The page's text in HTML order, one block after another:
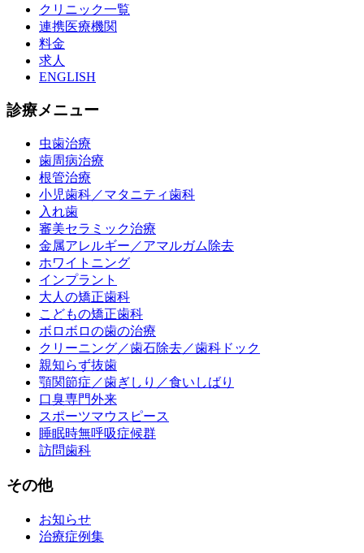
クリニック一覧
連携医療機関
料金
求人
ENGLISH
診療メニュー
虫歯治療
歯周病治療
根管治療
小児歯科／マタニティ歯科
入れ歯
審美セラミック治療
金属アレルギー／アマルガム除去
ホワイトニング
インプラント
大人の矯正歯科
こどもの矯正歯科
ボロボロの歯の治療
クリーニング／歯石除去／歯科ドック
親知らず抜歯
顎関節症／歯ぎしり／食いしばり
口臭専門外来
スポーツマウスピース
睡眠時無呼吸症候群
訪問歯科
その他
お知らせ
治療症例集